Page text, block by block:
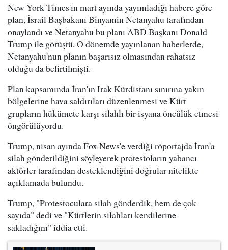
New York Times'ın mart ayında yayımladığı habere göre
plan, İsrail Başbakanı Binyamin Netanyahu tarafından
onaylandı ve Netanyahu bu planı ABD Başkanı Donald
Trump ile görüştü. O dönemde yayınlanan haberlerde,
Netanyahu'nun planın başarısız olmasından rahatsız
olduğu da belirtilmişti.
Plan kapsamında İran'ın Irak Kürdistanı sınırına yakın
bölgelerine hava saldırıları düzenlenmesi ve Kürt
grupların hükümete karşı silahlı bir isyana öncülük etmesi
öngörülüyordu.
Trump, nisan ayında Fox News'e verdiği röportajda İran'a
silah gönderildiğini söyleyerek protestoların yabancı
aktörler tarafından desteklendiğini doğrular nitelikte
açıklamada bulundu.
Trump, "Protestoculara silah gönderdik, hem de çok
sayıda" dedi ve "Kürtlerin silahları kendilerine
sakladığını" iddia etti.